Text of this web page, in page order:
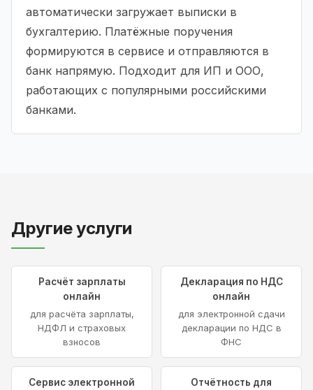
автоматически загружает выписки в
бухгалтерию. Платёжные поручения
формируются в сервисе и отправляются в
банк напрямую. Подходит для ИП и ООО,
работающих с популярными российскими
банками.
Другие услуги
Расчёт зарплаты
онлайн
для расчёта зарплаты,
НДФЛ и страховых
взносов
Декларация по НДС
онлайн
для электронной сдачи
декларации по НДС в
ФНС
Сервис электронной
Отчётность для